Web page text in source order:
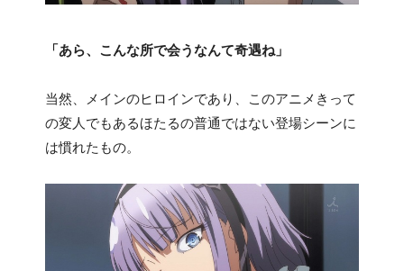
「あら、こんな所で会うなんて奇遇ね」
当然、メインのヒロインであり、このアニメきって
の変人でもあるほたるの普通ではない登場シーンに
は慣れたもの。